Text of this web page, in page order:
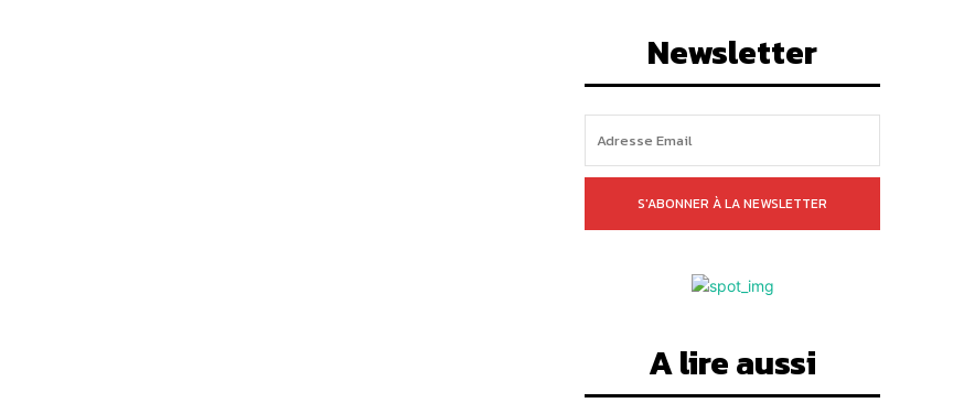
Newsletter
S'ABONNER À LA NEWSLETTER
A lire aussi